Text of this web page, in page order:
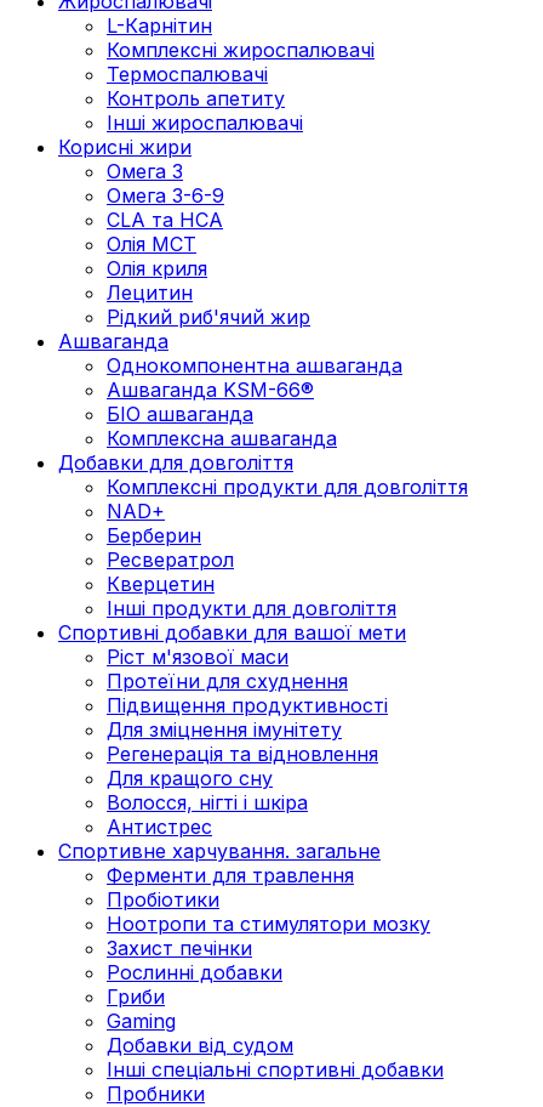
L-Карнітин
Комплексні жироспалювачі
Термоспалювачі
Контроль апетиту
Інші жироспалювачі
Корисні жири
Омега 3
Омега 3-6-9
CLA та HCA
Олія МСТ
Олія криля
Лецитин
Рідкий риб'ячий жир
Ашваганда
Однокомпонентна ашваганда
Ашваганда KSM-66®
БІО ашваганда
Комплексна ашваганда
Добавки для довголіття
Комплексні продукти для довголіття
NAD+
Берберин
Ресвератрол
Кверцетин
Інші продукти для довголіття
Спортивні добавки для вашої мети
Ріст м'язової маси
Протеїни для схуднення
Підвищення продуктивності
Для зміцнення імунітету
Регенерація та відновлення
Для кращого сну
Волосся, нігті і шкіра
Антистрес
Спортивне харчування. загальне
Ферменти для травлення
Пробіотики
Ноотропи та стимулятори мозку
Захист печінки
Рослинні добавки
Гриби
Gaming
Добавки від судом
Інші спеціальні спортивні добавки
Пробники